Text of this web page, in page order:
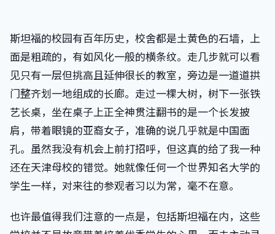
斯坦福的校园有百年历史，校舍都是土黄色的石墙，上
面是粗疏的，有如风化一般的横条纹。走几步就可以看
见只有一层但挑高且延伸很长的教室，旁边是一道道拱
门整齐划一地组成的长廊。走过一棵大树，树下一张铁
艺长桌，坐在桌子上正全神贯注翻书的是一个长发披
肩，带着眼镜的亚裔女子，准确的说几乎就是中国面
孔。虽然我没有机会上前打招呼，但这真的给了我一种
还在天津母校的错觉。她就像任何一个世界知名大学的
学生一样，对来往的参观者习以为常，毫不在意。
也许最值得我们注意的一点是，包括斯坦福在内，这些